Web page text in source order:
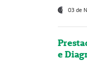
03 de
e